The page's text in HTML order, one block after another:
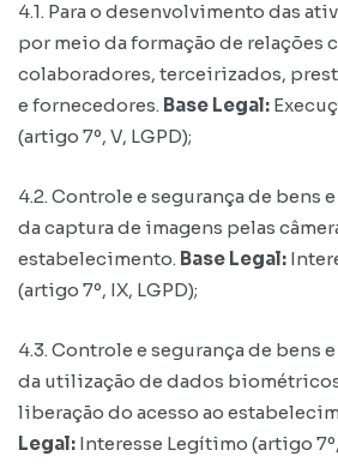
4.1. Para o desenvolvimento das
por meio da formação de relações
colaboradores, terceirizados,
e fornecedores. Base Legal:
(artigo 7º, V, LGPD);
4.2. Controle e segurança de bens
da captura de imagens pelas
estabelecimento. Base Legal:
(artigo 7º, IX, LGPD);
4.3. Controle e segurança de bens
da utilização de dados
liberação do acesso ao
Legal: Interesse Legítimo (artigo 7º,